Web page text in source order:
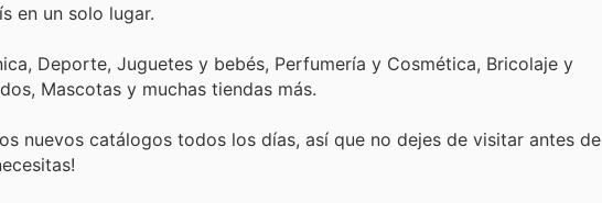
en un solo lugar.
Deporte, Juguetes y bebés, Perfumería y Cosmética, Bricolaje y
Mascotas y muchas tiendas más.
nuevos catálogos todos los días, así que no dejes de visitar antes de